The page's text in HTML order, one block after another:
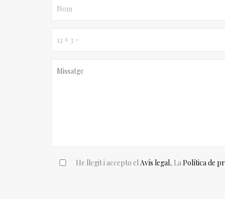
He llegit i accepto elAvís legal, LaPolítica de